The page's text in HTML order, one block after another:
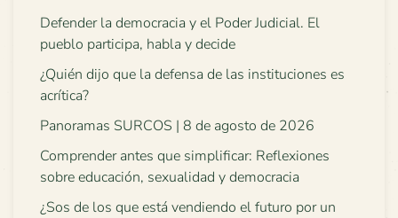
Defender la democracia y el Poder Judicial. El
pueblo participa, habla y decide
¿Quién dijo que la defensa de las instituciones es
acrítica?
Panoramas SURCOS | 8 de agosto de 2026
Comprender antes que simplificar: Reflexiones
sobre educación, sexualidad y democracia
¿Sos de los que está vendiendo el futuro por un